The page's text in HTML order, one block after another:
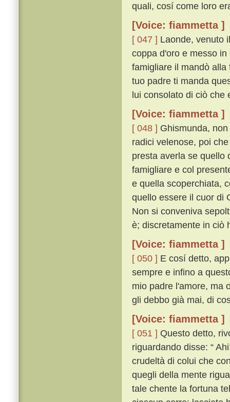
quali, cosí come loro
[Voice: fiammetta ]
[ 047 ] Laonde, venuto
coppa d'oro e messo
famigliare il mandò alla
tuo padre ti manda
lui consolato di ciò che
[Voice: fiammetta ]
[ 048 ] Ghismunda,
radici velenose, poi
presta averla se
famigliare e col
e quella scoperchiata,
quello essere il cuor di
Non si conveniva
è; discretamente in ciò
[Voice: fiammetta ]
[ 050 ] E cosí detto,
sempre e infino a
mio padre l'amore, ma
gli debbo già mai, di
[Voice: fiammetta ]
[ 051 ] Questo detto,
riguardando disse: “
crudeltà di colui che
quegli della mente
tale chente la fortuna